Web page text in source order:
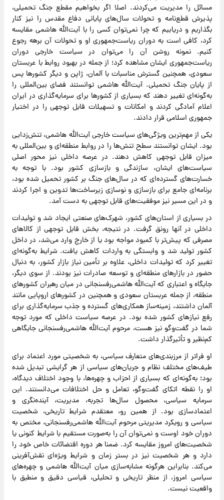
مسائل را مدیریت می‌کردند. اصلا اگر بخواهیم مقطع جنگ تحمیلی،
پذیرش قطع‌نامه و تحولات سال‌های پایانی دفاع مقدس را نیز کنار
بگذاریم و دریابیم که چرا نمی‌توان کسی را با آیت‌الله هاشمی مقایسه
کرد، کافی است به دوران ریاست‌جمهوری او و تحولات آن برهه رجوع
کنیم. ‌‌نمونه روشن آن را می‌توان در سیاست خارجی دوران
ریاست‌جمهوری ایشان مشاهده کرد؛ از جمله در بهبود روابط با عربستان
سعودی، همچنین گسترش مناسبات با آلمان، ژاپن و دیگر کشورها پس
از پایان جنگ تحمیلی. آیت‌الله هاشمی توانستند فضای بین‌المللی را
به‌گونه‌ای تغییر دهند که بسیاری از کشورها برای سرمایه‌گذاری در ایران
اعلام آمادگی کردند و امکانات و تسهیلات قابل‌ توجهی را در اختیار
جمهوری اسلامی قرار دادند.
یکی از مهم‌ترین ویژگی‌های سیاست خارجی آیت‌الله هاشمی، تنش‌زدایی
بود. ایشان توانستند سطح تنش‌ها را در روابط منطقه‌ای و بین‌المللی به
میزان قابل ‌توجهی کاهش دهند. در عرصه داخلی نیز محور اصلی
سیاست‌های ایشان، سازندگی و بازسازی کشور بود. با توجه به
خسارت‌های گسترده‌ای که در سال‌های جنگ بر کشور تحمیل شده بود،
برنامه‌ای جامع برای بازسازی و نوسازی زیرساخت‌ها تدوین و اجرا کردند
و در این مسیر نیز موفقیت‌های قابل ‌توجهی به دست آمد.
در بسیاری از استان‌های کشور، شهرک‌های صنعتی ایجاد شد و تولیدات
داخلی در آنها رونق گرفت. در نتیجه، بخش قابل ‌توجهی از کالاهای
مصرفی که پیش‌تر با کمبود مواجه بود یا از خارج وارد می‌شد، در داخل
کشور تولید شد و وابستگی به واردات کاهش یافت. شرایط به‌گونه‌ای
تغییر کرد که تولیدات داخلی، علاوه بر تأمین نیاز بازار کشور، به دنبال
حضور در بازارهای منطقه‌ای و توسعه صادرات نیز بودند. از سوی دیگر،
جایگاه و اعتباری که آیت‌الله هاشمی‌رفسنجانی در میان رهبران کشورهای
منطقه، از جمله عربستان سعودی و همچنین در کشورهای اروپایی مانند
آلمان داشتند، زمینه‌ساز همکاری‌های گسترده و جذب سرمایه‌گذاری برای
رفع نیازهای کشور شده بود. در عرصه سیاست داخلی که مورد توجه
شما در گفت‌وگو نیز هست، مرحوم آیت‌الله هاشمی‌رفسنجانی جایگاهی
کم‌نظیر و تأثیرگذار داشت.
او فراتر از مرزبندی‌های متعارف سیاسی، به شخصیتی مورد اعتماد برای
طیف‌های مختلف نظام و جریان‌های سیاسی از هر گرایشی تبدیل شده
بود؛ به‌گونه‌ای که بسیاری از احزاب و چهره‌ها، با وجود اختلاف دیدگاه،
او را نقطه اتکای گفت‌وگو، تعامل و حل اختلافات می‌دانستند. این
سرمایه سیاسی، محصول سال‌ها تجربه، مدیریت، آینده‌نگری و
اعتمادسازی بود. از همین رو، معتقدم شرایط تاریخی، شخصیت
سیاسی و رویکرد مدیریتی مرحوم آیت‌الله هاشمی‌رفسنجانی، مختص به
دوران خود اوست و نمی‌توان آن را به‌صورت مستقیم با شرایط کنونی یا
شخصیت‌های امروز مقایسه کرد. ضمنا هر دوره اقتضائات خاص خود را
دارد و هر شخصیت نیز در بستر زمان و شرایط ویژه‌ای نقش‌آفرینی
می‌کند. بنابراین هرگونه مشابه‌سازی میان آیت‌الله هاشمی و چهره‌های
سیاسی امروز، از منظر تاریخی و تحلیلی، قیاسی دقیق و منطبق با
واقعیت نیست.